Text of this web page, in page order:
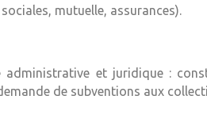
mutuelle, assurances).
administrative et juridique :
de subventions aux